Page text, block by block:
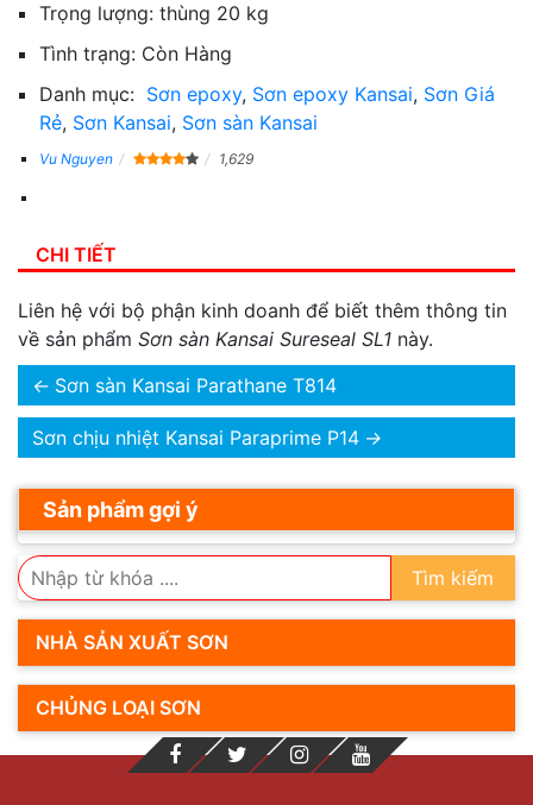
Trọng lượng: thùng 20 kg
Tình trạng: Còn Hàng
Danh mục: Sơn epoxy, Sơn epoxy Kansai, Sơn Giá
Rẻ, Sơn Kansai, Sơn sàn Kansai
Vu Nguyen 1,629
CHI TIẾT
Liên hệ với bộ phận kinh doanh để biết thêm thông tin
về sản phẩm Sơn sàn Kansai Sureseal SL1 này.
← Sơn sàn Kansai Parathane T814
Sơn chịu nhiệt Kansai Paraprime P14 →
Sản phẩm gợi ý
Tìm kiếm
NHÀ SẢN XUẤT SƠN
CHỦNG LOẠI SƠN